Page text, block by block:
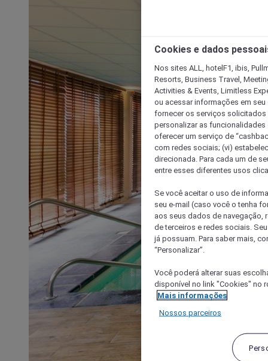
Cookies e dados
Nos sites ALL, hotelF1, ibis,
Resorts, Business Travel,
Activities & Events, Limitless
ou acessar informações em
fornecer os serviços solicitados
personalizar as
oferecer um serviço de
com redes sociais; (vi)
direcionada. Para cada um de
entre esses diferentes usos
Se você aceitar o uso de
seu e-mail (caso você o tenha
aos seus dados de navegação,
de terceiros e redes sociais.
já possuam. Para saber mais,
“Personalizar”.
Você poderá alterar suas
disponível no link "Cookies" no
Mais informações
Nossos parceiros